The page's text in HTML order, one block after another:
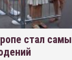
стал